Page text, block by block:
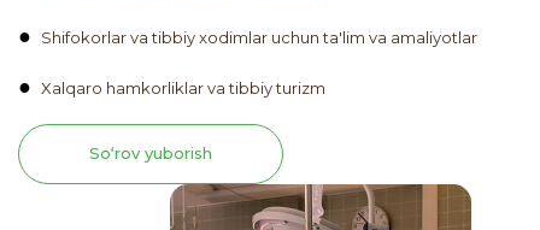
Shifokorlar va tibbiy xodimlar uchun ta'lim va amaliyotlar
Xalqaro hamkorliklar va tibbiy turizm
So‘rov yuborish